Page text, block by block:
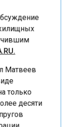
жилищных
только
десяти